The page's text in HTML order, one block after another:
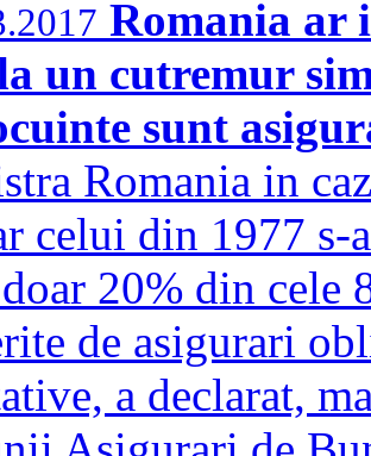
Romania ar
un cutremur
sunt
Romania in
celui din 1977 s-
20% din
de asigurari
a declarat,